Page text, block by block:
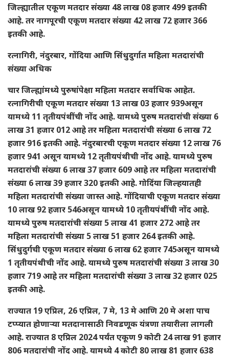
जिल्ह्यातील एकूण मतदार संख्या 48 लाख 08 हजार 499 इतकी
आहे. तर नागपूरची एकूण मतदार संख्या 42 लाख 72 हजार 366
इतकी आहे.
रत्नागिरी, नंदुरबार, गोंदिया आणि सिंधुदुर्गात महिला मतदारांची
संख्या अधिक
चार जिल्ह्यांमध्ये पुरुषांपेक्षा महिला मतदार सर्वाधिक आहेत.
रत्नागिरीची एकूण मतदार संख्या 13 लाख 03 हजार 939असून
यामध्ये 11 तृतीयपंथींची नोंद आहे. यामध्ये पुरुष मतदारांची संख्या 6
लाख 31 हजार 012 आहे तर महिला मतदारांची संख्या 6 लाख 72
हजार 916 इतकी आहे. नंदुरबारची एकूण मतदार संख्या 12 लाख 76
हजार 941 असून यामध्ये 12 तृतीयपंथीची नोंद आहे. यामध्ये पुरुष
मतदारांची संख्या 6 लाख 37 हजार 609 आहे तर महिला मतदारांची
संख्या 6 लाख 39 हजार 320 इतकी आहे. गोदिंया जिल्हयातही
महिला मतदारांची संख्या जास्त आहे. गोंदियाची एकूण मतदार संख्या
10 लाख 92 हजार 546असून यामध्ये 10 तृतीयपंथींची नोंद आहे.
यामध्ये पुरुष मतदारांची संख्या 5 लाख 41 हजार 272 आहे तर
महिला मतदारांची संख्या 5 लाख 51 हजार 264 इतकी आहे.
सिंधुदुर्गची एकूण मतदार संख्या 6 लाख 62 हजार 745असून यामध्ये
1 तृतीयपंथीची नोंद आहे. यामध्ये पुरुष मतदारांची संख्या 3 लाख 30
हजार 719 आहे तर महिला मतदारांची संख्या 3 लाख 32 हजार 025
इतकी आहे.
राज्यात 19 एप्रिल, 26 एप्रिल, 7 मे, 13 मे आणि 20 मे अशा पाच
टप्प्यात होणाऱ्या मतदानासाठी निवडणूक यंत्रणा तयारीला लागली
आहे. राज्यात 8 एप्रिल 2024 पर्यंत एकूण 9 कोटी 24 लाख 91 हजार
806 मतदारांची नोंद आहे. यामध्ये 4 कोटी 80 लाख 81 हजार 638